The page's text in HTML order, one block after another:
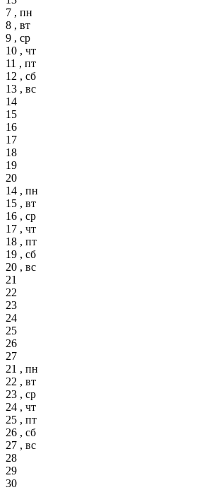
7 , пн
8 , вт
9 , ср
10 , чт
11 , пт
12 , сб
13 , вс
14
15
16
17
18
19
20
14 , пн
15 , вт
16 , ср
17 , чт
18 , пт
19 , сб
20 , вс
21
22
23
24
25
26
27
21 , пн
22 , вт
23 , ср
24 , чт
25 , пт
26 , сб
27 , вс
28
29
30